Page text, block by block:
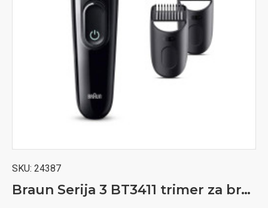
SKU: 24387
Braun Serija 3 BT3411 trimer za bradu